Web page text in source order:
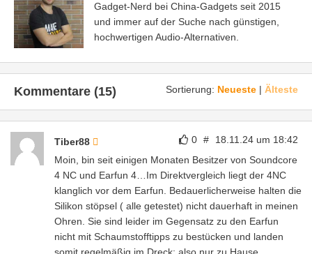
Gadget-Nerd bei China-Gadgets seit 2015
und immer auf der Suche nach günstigen,
hochwertigen Audio-Alternativen.
Sortierung: Neueste | Älteste
Kommentare (15)
0 # 18.11.24 um 18:42
Tiber88
Moin, bin seit einigen Monaten Besitzer von Soundcore
4 NC und Earfun 4…Im Direktvergleich liegt der 4NC
klanglich vor dem Earfun. Bedauerlicherweise halten die
Silikon stöpsel ( alle getestet) nicht dauerhaft in meinen
Ohren. Sie sind leider im Gegensatz zu den Earfun
nicht mit Schaumstofftipps zu bestücken und landen